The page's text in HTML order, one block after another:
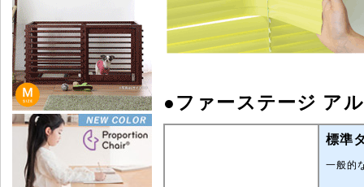
●ファーステージ ア
標準
一般的